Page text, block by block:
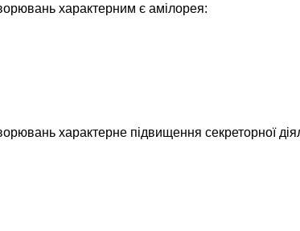
характерним є амілорея:
характерне підвищення секреторної